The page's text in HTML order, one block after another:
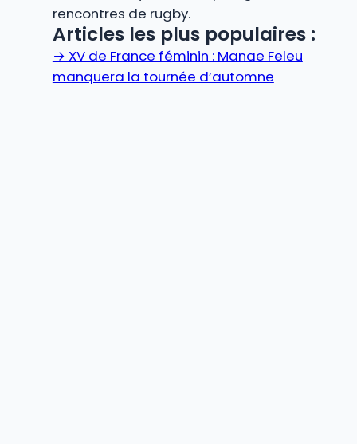
rencontres de rugby.
Articles les plus populaires :
→ XV de France féminin : Manae Feleu
manquera la tournée d’automne